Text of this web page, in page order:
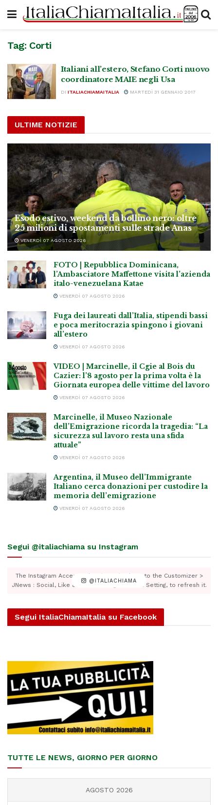
Tag: Corti
Italiani all’estero, Stefano Corti nuovo
coordinatore MAIE negli Usa
DI ITALIACHIAMAITALIA MARTEDÌ 31 GENNAIO 2017
ULTIME NOTIZIE
Esodo estivo, weekend da bollino nero: oltre
25 milioni di spostamenti sulle strade Anas
VENERDÌ 07 AGOSTO 2026
FOTO | Repubblica Dominicana,
l’Ambasciatore Maffettone visita l’azienda
italo-venezuelana Katae
VENERDÌ 07 AGOSTO 2026
Fuga dei laureati dall’Italia, stipendi bassi
e poca meritocrazia spingono i giovani
all’estero
VENERDÌ 07 AGOSTO 2026
VIDEO | Marcinelle, il Cgie al Bois du
Cazier: l’8 agosto per la prima volta è la
Giornata europea delle vittime del lavoro
VENERDÌ 07 AGOSTO 2026
Marcinelle, il Museo Nazionale
dell’Emigrazione ricorda la tragedia: “La
sicurezza sul lavoro resta una sfida
attuale”
VENERDÌ 07 AGOSTO 2026
Argentina, il Museo dell’Immigrante
Italiano cerca donazioni per custodire la
memoria dell’emigrazione
VENERDÌ 07 AGOSTO 2026
Segui @italiachiama su Instagram
@ITALIACHIAMA
The Instagram Access Token is expired, Go to the Customizer >
JNews : Social, Like & View > Instagram Feed Setting, to refresh it.
Segui ItaliaChiamaItalia su Facebook
TUTTE LE NEWS, GIORNO PER GIORNO
AGOSTO 2026